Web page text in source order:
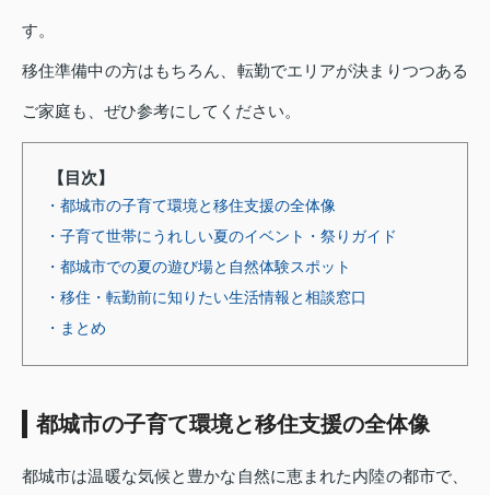
す。
移住準備中の方はもちろん、転勤でエリアが決まりつつある
ご家庭も、ぜひ参考にしてください。
【目次】
・都城市の子育て環境と移住支援の全体像
・子育て世帯にうれしい夏のイベント・祭りガイド
・都城市での夏の遊び場と自然体験スポット
・移住・転勤前に知りたい生活情報と相談窓口
・まとめ
都城市の子育て環境と移住支援の全体像
都城市は温暖な気候と豊かな自然に恵まれた内陸の都市で、